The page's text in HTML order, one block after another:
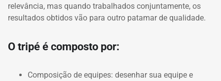
relevância, mas quando trabalhados conjuntamente, os
resultados obtidos vão para outro patamar de qualidade.
O tripé é composto por:
Composição de equipes: desenhar sua equipe e